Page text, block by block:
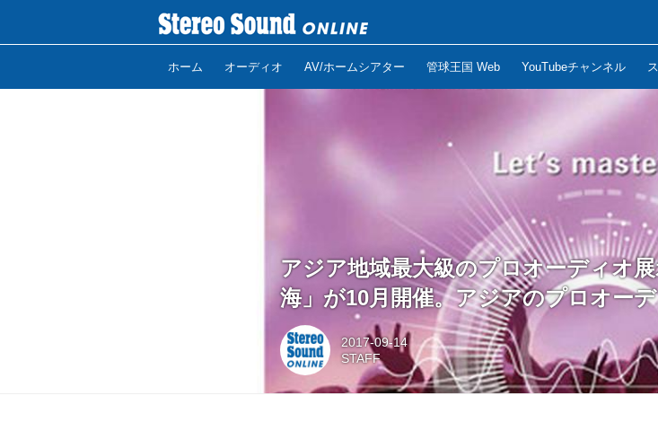
ホーム オーディオ AV/ホームシアター 管球王国 Web YouTubeチャンネル
アジア地域最大級のプロオーディオ
海」が10月開催。アジアのプロオー
2017-09-14
STAFF